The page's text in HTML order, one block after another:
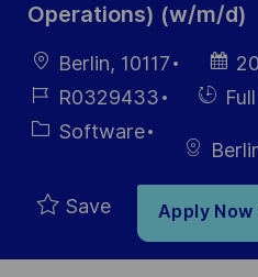
Operations) (w/m/d)
LocationBerlin, 10117
Posted
Date
Job R0329433
Hiring
Category
Software
Save Apply Now